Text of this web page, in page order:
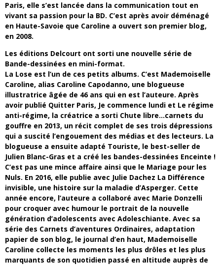
Paris, elle s’est lancée dans la communication tout en
vivant sa passion pour la BD. C’est après avoir déménagé
en Haute-Savoie que Caroline a ouvert son premier blog,
en 2008.
Les éditions Delcourt ont sorti une nouvelle série de
Bande-dessinées en mini-format.
La Lose est l’un de ces petits albums. C’est Mademoiselle
Caroline, alias Caroline Capodanno, une blogueuse
illustratrice âgée de 46 ans qui en est l’auteure. Après
avoir publié Quitter Paris, Je commence lundi et Le régime
anti-régime, la créatrice a sorti Chute libre…carnets du
gouffre en 2013, un récit complet de ses trois dépressions
qui a suscité l’engouement des médias et des lecteurs. La
blogueuse a ensuite adapté Touriste, le best-seller de
Julien Blanc-Gras et a créé les bandes-dessinées Enceinte !
C’est pas une mince affaire ainsi que le Mariage pour les
Nuls. En 2016, elle publie avec Julie Dachez La Différence
invisible, une histoire sur la maladie d’Asperger. Cette
année encore, l’auteure a collaboré avec Marie Donzelli
pour croquer avec humour le portrait de la nouvelle
génération d’adolescents avec Adoleschiante. Avec sa
série des Carnets d’aventures Ordinaires, adaptation
papier de son blog, le journal d’en haut, Mademoiselle
Caroline collecte les moments les plus drôles et les plus
marquants de son quotidien passé en altitude auprès de